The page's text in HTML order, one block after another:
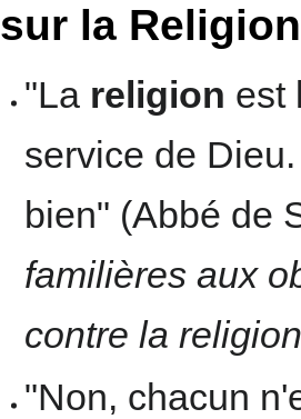
sur la Religion
"La religion est
service de
bien" (Abbé de
familières aux
contre la
"Non, chacun